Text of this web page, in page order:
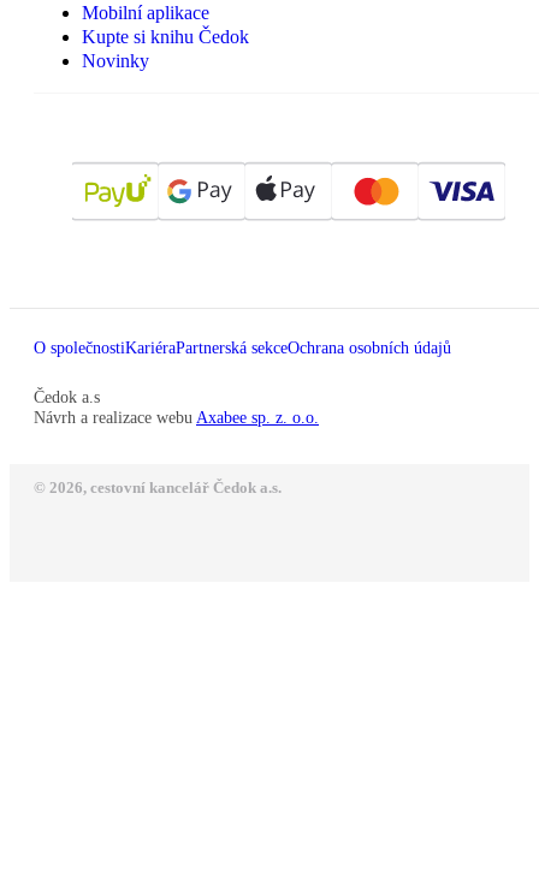
Mobilní aplikace
Kupte si knihu Čedok
Novinky
O společnostiKariéraPartnerská sekceOchrana osobních údajů
Čedok a.s
Návrh a realizace webu Axabee sp. z. o.o.
© 2026, cestovní kancelář Čedok a.s.